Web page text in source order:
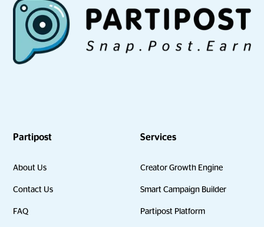
Partipost
About Us
Contact Us
FAQ
Services
Creator Growth Engine
Smart Campaign Builder
Partipost Platform